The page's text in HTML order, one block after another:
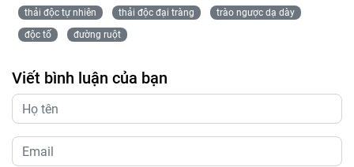
thải độc tự nhiên thải độc đại tràng
trào ngược dạ dày
độc tố
đường ruột
Viết bình luận của bạn